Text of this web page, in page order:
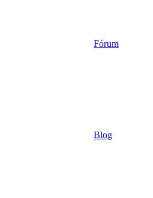
Fórum
Blog